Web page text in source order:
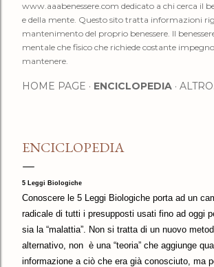
www.aaabenessere.com dedicato a chi cerca il
e della mente. Questo sito tratta informazioni
mantenimento del proprio benessere. Il
mentale che fisico che richiede costante
mantenere.
HOME PAGE ENCICLOPEDIA
ENCICLOPEDIA
5 Leggi Biologiche
Conoscere le 5 Leggi Biologiche porta ad un
radicale di tutti i presupposti usati fino ad oggi
sia la “malattia”. Non si tratta di un nuovo
alternativo, non è una “teoria” che aggiunge
informazione a ciò che era già conosciuto, ma